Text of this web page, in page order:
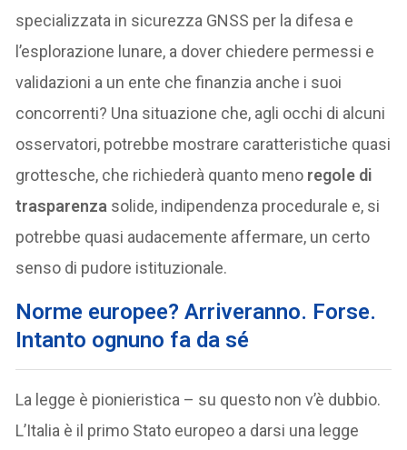
specializzata in sicurezza GNSS per la difesa e
l’esplorazione lunare, a dover chiedere permessi e
validazioni a un ente che finanzia anche i suoi
concorrenti? Una situazione che, agli occhi di alcuni
osservatori, potrebbe mostrare caratteristiche quasi
grottesche, che richiederà quanto meno regole di
trasparenza solide, indipendenza procedurale e, si
potrebbe quasi audacemente affermare, un certo
senso di pudore istituzionale.
Norme europee? Arriveranno. Forse.
Intanto ognuno fa da sé
La legge è pionieristica – su questo non v’è dubbio.
L’Italia è il primo Stato europeo a darsi una legge